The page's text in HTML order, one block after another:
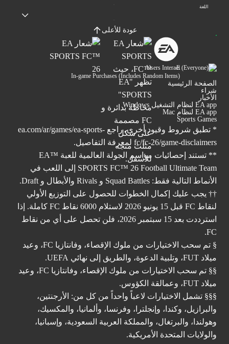
اللغة
عودة للأعلى
Users Interact
In-game Purchases (Includes Random Items)
الصفحة الرئيسية
شراء
الأخبار
EA app لنظام التشغيل Windows
EA app لنظام Mac
Sports Games
* تطبق شروط وقيود أخرى. راجع ea.com/ar/games/ea-sports-
fc/fc-26/game-disclaimers لمعرفة التفاصيل.
** تستند إحصائيات مواسم الجولة العالمية للعبة ™EA
SPORTS FC™ 26 Football Ultimate Team إلى اللعب في
الأنماط التالية فقط: Squad Battles و Rivals والأبطال و Draft.
†† يجب عليك إكمال الخطوات للحصول على التوزيع الأولي
لنقاط FC قبل 15 يونيو 2026 لاستلام 6000 نقاط FC كاملة. إذا
استرددت بعد 15 سبتمبر 2026، فلن تحصل على أي من نقاط
FC.
§ تم سحب الاختيارات من ملوك الإقصاء، وفانتازيا FC، وعيد
ميلاد FUT، وتلبية الدعوة، والطريق إلى نهائي UEFA.
§§ تم سحب الاختيارات من ملوك الإقصاء، وفانتازيا FC، وعيد
ميلاد FUT، وعمالقة الكؤوس.
§§§ تشمل الاختيارات لاعباً واحداً من كل من: الأرجنتين،
والبرازيل، وكندا، وإنجلترا، وفرنسا، وألمانيا، والمكسيك،
وهولندا، والبرتغال، والمملكة العربية السعودية، وإسبانيا،
والولايات المتحدة الأمريكية.